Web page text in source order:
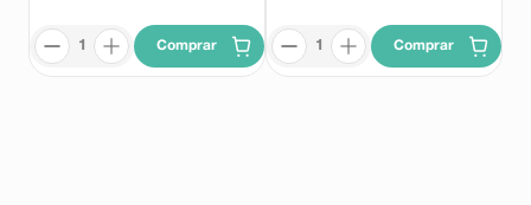
Comprar Comprar